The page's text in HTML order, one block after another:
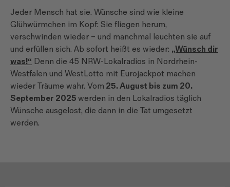
Jeder Mensch hat sie. Wünsche sind wie kleine
Glühwürmchen im Kopf: Sie fliegen herum,
verschwinden wieder – und manchmal leuchten sie auf
und erfüllen sich. Ab sofort heißt es wieder: „Wünsch dir
was!“ Denn die 45 NRW-Lokalradios in Nordrhein-
Westfalen und WestLotto mit Eurojackpot machen
wieder Träume wahr. Vom 25. August bis zum 20.
September 2025 werden in den Lokalradios täglich
Wünsche ausgelost, die dann in die Tat umgesetzt
werden.